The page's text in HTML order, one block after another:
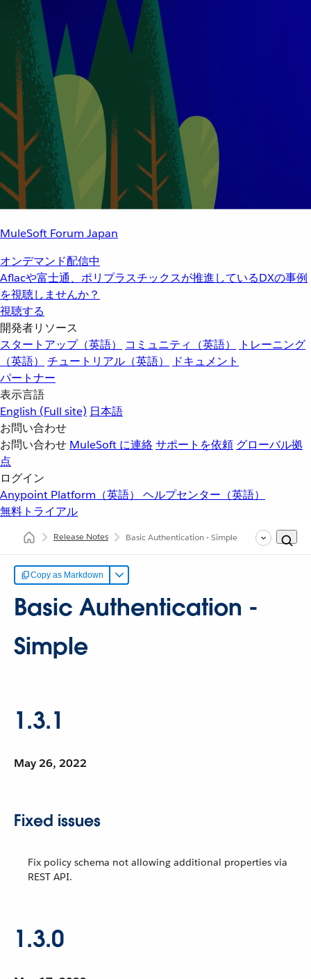
MuleSoft Forum Japan
オンデマンド配信中
Aflacや富士通、ポリプラスチックスが推進しているDXの事例
を視聴しませんか？
視聴する
開発者リソース
スタートアップ（英語）
コミュニティ（英語）
トレーニング
（英語）
チュートリアル（英語）
ドキュメント
パートナー
表示言語
English (Full site) 日本語
お問い合わせ
お問い合わせ MuleSoft に連絡サポートを依頼 グローバル拠
点
ログイン
Anypoint Platform（英語） ヘルプセンター（英語）
無料トライアル
Release Notes Basic Authentication - Simple
Copy as Markdown
Basic Authentication -
Simple
1.3.1
May 26, 2022
Fixed issues
Fix policy schema not allowing additional properties via
REST API.
1.3.0